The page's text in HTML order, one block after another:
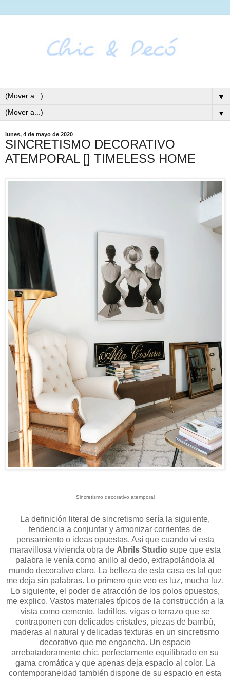
▼
▼
lunes, 4 de mayo de 2020
SINCRETISMO DECORATIVO
ATEMPORAL [] TIMELESS HOME
Sincretismo decorativo atemporal
La definición literal de sincretismo sería la siguiente,
tendencia a conjuntar y armonizar corrientes de
pensamiento o ideas opuestas. Así que cuando vi esta
maravillosa vivienda obra de Abrils Studio supe que esta
palabra le venía como anillo al dedo, extrapolándola al
mundo decorativo claro. La belleza de esta casa es tal que
me deja sin palabras. Lo primero que veo es luz, mucha luz.
Lo siguiente, el poder de atracción de los polos opuestos,
me explico. Vastos materiales típicos de la construcción a la
vista como cemento, ladrillos, vigas o terrazo que se
contraponen con delicados cristales, piezas de bambú,
maderas al natural y delicadas texturas en un sincretismo
decorativo que me engancha. Un espacio
arrebatadoramente chic, perfectamente equilibrado en su
gama cromática y que apenas deja espacio al color. La
contemporaneidad también dispone de su espacio en esta